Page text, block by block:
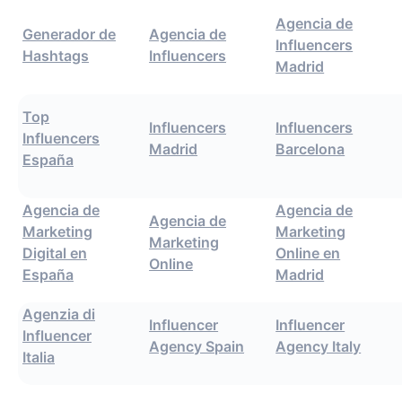
Generador de
Hashtags
Agencia de
Influencers
Agencia de
Influencers
Madrid
Top
Influencers
España
Influencers
Madrid
Influencers
Barcelona
Agencia de
Marketing
Digital en
España
Agencia de
Marketing
Online
Agencia de
Marketing
Online en
Madrid
Agenzia di
Influencer
Italia
Influencer
Agency Spain
Influencer
Agency Italy